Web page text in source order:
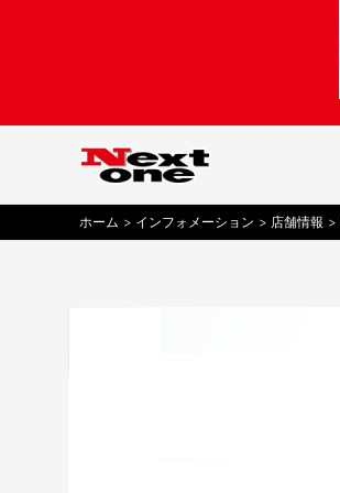
ホーム インフォメーション 店舗情報